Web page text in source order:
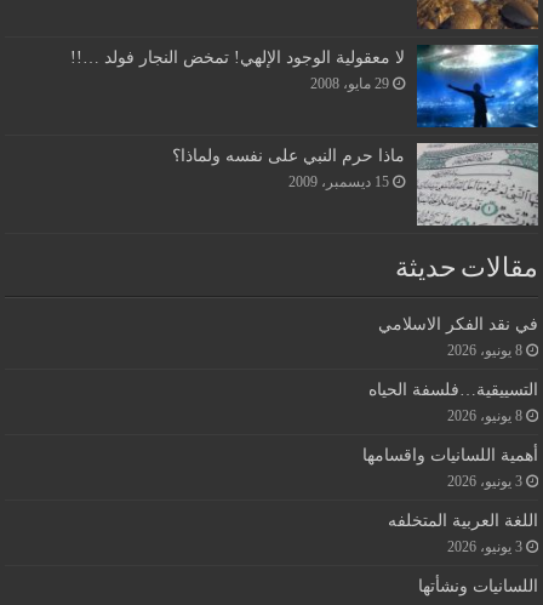
لا معقولية الوجود الإلهي! تمخض النجار فولد …!!
29 مايو، 2008
ماذا حرم النبي على نفسه ولماذا؟
15 ديسمبر، 2009
مقالات حديثة
في نقد الفكر الاسلامي
8 يونيو، 2026
التسييقية…فلسفة الحياه
8 يونيو، 2026
أهمية اللسانيات واقسامها
3 يونيو، 2026
اللغة العربية المتخلفه
3 يونيو، 2026
اللسانيات ونشأتها